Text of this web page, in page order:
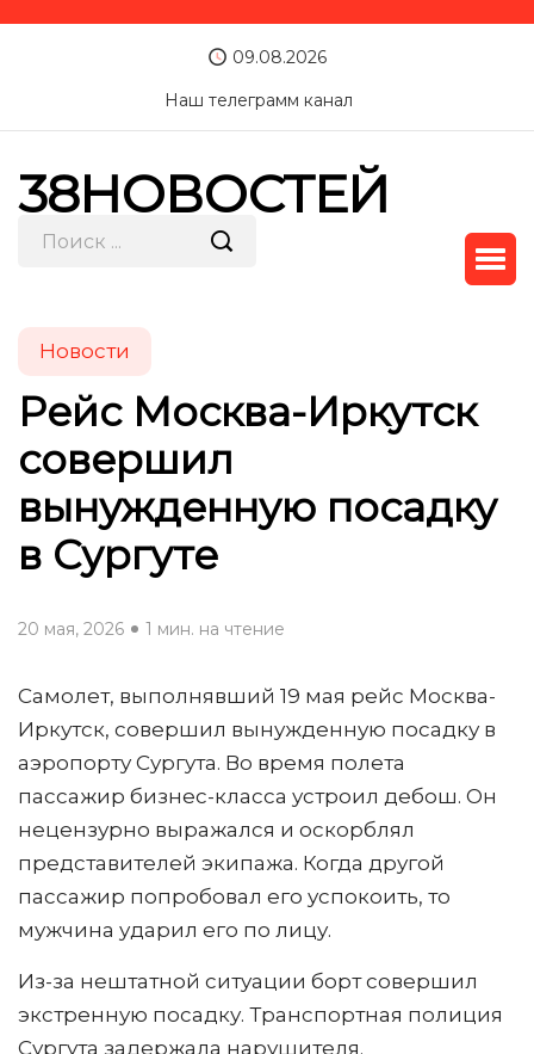
09.08.2026
Наш телеграмм канал
38НОВОСТЕЙ
Новости
Рейс Москва-Иркутск
совершил
вынужденную посадку
в Сургуте
20 мая, 2026 1 мин. на чтение
Самолет, выполнявший 19 мая рейс Москва-
Иркутск, совершил вынужденную посадку в
аэропорту Сургута. Во время полета
пассажир бизнес-класса устроил дебош. Он
нецензурно выражался и оскорблял
представителей экипажа. Когда другой
пассажир попробовал его успокоить, то
мужчина ударил его по лицу.
Из-за нештатной ситуации борт совершил
экстренную посадку. Транспортная полиция
Сургута задержала нарушителя.